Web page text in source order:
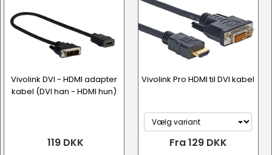
Vivolink DVI - HDMI adapter
kabel (DVI han - HDMI hun)
119 DKK
Vivolink Pro HDMI til DVI kabel
Fra 129 DKK